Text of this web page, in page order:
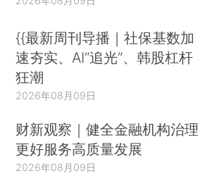
{{最新周刊导播｜社保基数加
速夯实、AI“追光”、韩股杠杆
狂潮
2026年08月09日
财新观察｜健全金融机构治理
更好服务高质量发展
2026年08月09日